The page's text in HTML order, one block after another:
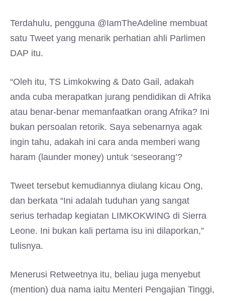
Terdahulu, pengguna @IamTheAdeline membuat
satu Tweet yang menarik perhatian ahli Parlimen
DAP itu.
“Oleh itu, TS Limkokwing & Dato Gail, adakah
anda cuba merapatkan jurang pendidikan di Afrika
atau benar-benar memanfaatkan orang Afrika? Ini
bukan persoalan retorik. Saya sebenarnya agak
ingin tahu, adakah ini cara anda memberi wang
haram (launder money) untuk ‘seseorang’?
Tweet tersebut kemudiannya diulang kicau Ong,
dan berkata “Ini adalah tuduhan yang sangat
serius terhadap kegiatan LIMKOKWING di Sierra
Leone. Ini bukan kali pertama isu ini dilaporkan,”
tulisnya.
Menerusi Retweetnya itu, beliau juga menyebut
(mention) dua nama iaitu Menteri Pengajian Tinggi,